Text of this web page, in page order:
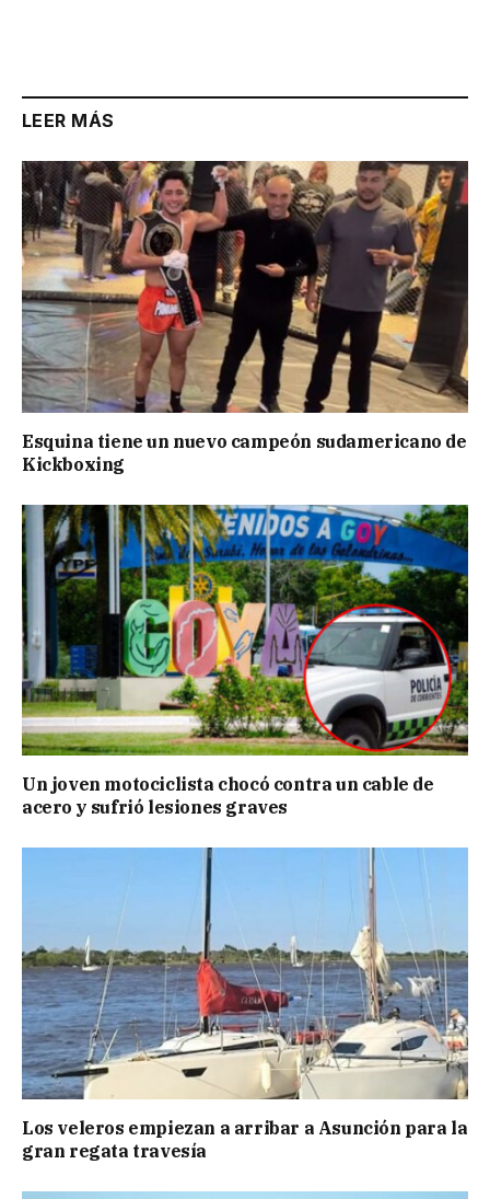
LEER MÁS
Esquina tiene un nuevo campeón sudamericano de
Kickboxing
Un joven motociclista chocó contra un cable de
acero y sufrió lesiones graves
Los veleros empiezan a arribar a Asunción para la
gran regata travesía